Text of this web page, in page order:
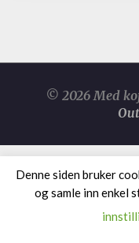
© 2026 Med
Denne siden bruker
og samle inn enkel